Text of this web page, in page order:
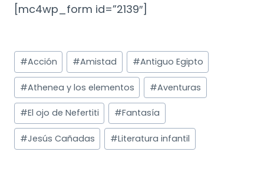
[mc4wp_form id=”2139″]
Etiquetas
de
la
entrada:
#Acción #Amistad #Antiguo Egipto
#Athenea y los elementos #Aventuras
#El ojo de Nefertiti #Fantasía
#Jesús Cañadas #Literatura infantil